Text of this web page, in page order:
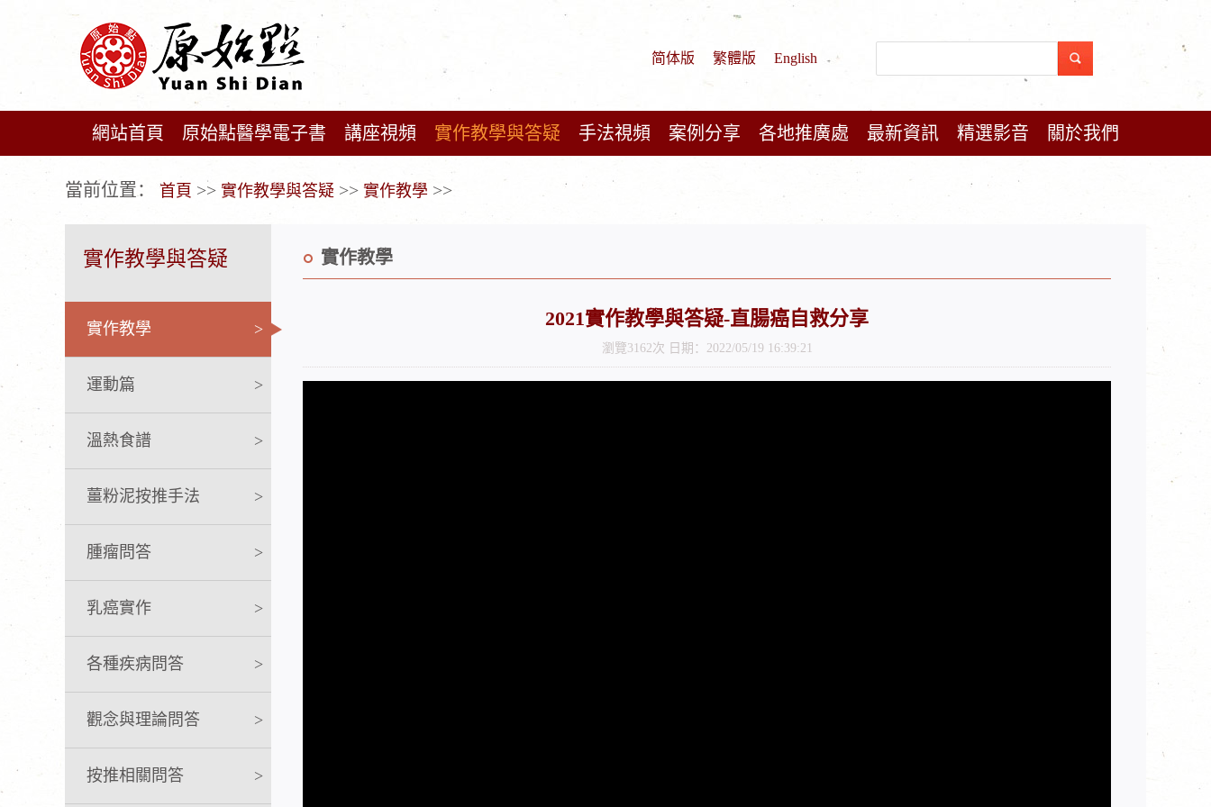
简体版 繁體版 English
網站首頁 原始點醫學電子書 講座視頻 實作教學與答疑 手法視頻 案例分享 各地推廣處 最新資訊 精選影音 關於我們
當前位置： 首頁 >> 實作教學與答疑 >> 實作教學 >>
實作教學與答疑
實作教學 >
運動篇 >
溫熱食譜 >
薑粉泥按推手法 >
腫瘤問答 >
乳癌實作 >
各種疾病問答 >
觀念與理論問答 >
按推相關問答 >
實作教學
2021實作教學與答疑-直腸癌自救分享
瀏覽3162次 日期：2022/05/19 16:39:21